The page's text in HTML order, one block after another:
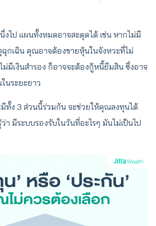
งไป แผนทั้งหมดอาจสะดุดได้ เช่น หากไม่มี
ฉุกเฉิน คุณอาจต้องขายหุ้นในจังหวะที่ไม่
ม่มีเงินสำรอง ก็อาจจะต้องกู้หนี้ยืมสิน ซึ่งอาจ
นระยะยาว
ทั้ง 3 ส่วนนี้ร่วมกัน จะช่วยให้คุณลงทุนได้
า มีระบบรองรับในวันที่อะไรๆ มันไม่เป็นไป